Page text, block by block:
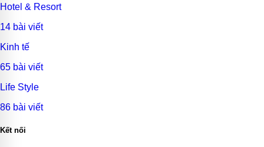
Hotel & Resort
14 bài viết
Kinh tế
65 bài viết
Life Style
86 bài viết
Kết nối